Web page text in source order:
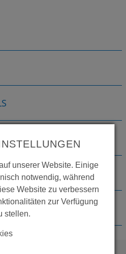
unserer Website. Einige
notwendig, während
Website zu verbessern
zur Verfügung
stellen.